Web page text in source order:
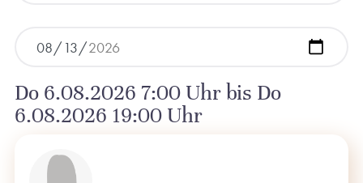
Do 6.08.2026 7:00 Uhr bis Do
6.08.2026 19:00 Uhr